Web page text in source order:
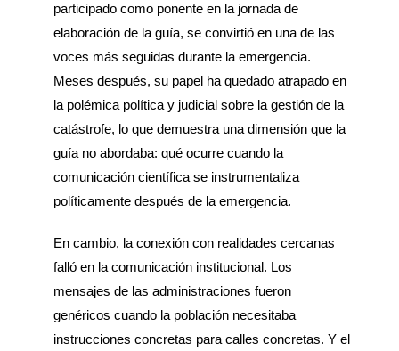
participado como ponente en la jornada de
elaboración de la guía, se convirtió en una de las
voces más seguidas durante la emergencia.
Meses después, su papel ha quedado atrapado en
la polémica política y judicial sobre la gestión de la
catástrofe, lo que demuestra una dimensión que la
guía no abordaba: qué ocurre cuando la
comunicación científica se instrumentaliza
políticamente después de la emergencia.
En cambio, la conexión con realidades cercanas
falló en la comunicación institucional. Los
mensajes de las administraciones fueron
genéricos cuando la población necesitaba
instrucciones concretas para calles concretas. Y el